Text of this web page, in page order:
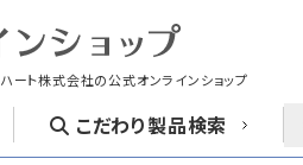
ハート株式会社の公式オンラインショップ
こだわり製品検索